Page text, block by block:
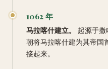
1062 年
马拉喀什建立。
起源于撒
朝将马拉喀什建为其帝国
接起来。